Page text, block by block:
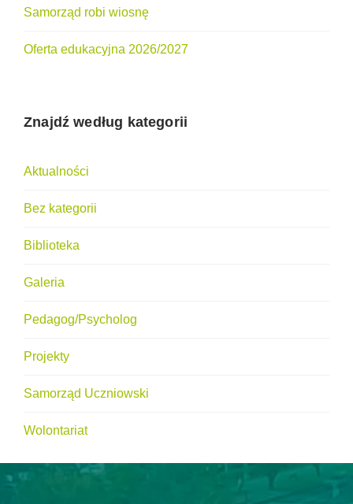
Samorząd robi wiosnę
Oferta edukacyjna 2026/2027
Znajdź według kategorii
Aktualności
Bez kategorii
Biblioteka
Galeria
Pedagog/Psycholog
Projekty
Samorząd Uczniowski
Wolontariat